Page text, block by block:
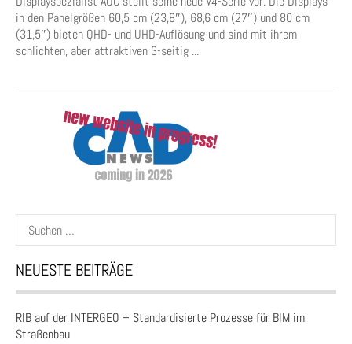
in den Panelgrößen 60,5 cm (23,8″), 68,6 cm (27″) und 80 cm
(31,5″) bieten QHD- und UHD-Auflösung und sind mit ihrem
schlichten, aber attraktiven 3-seitig ...
Suchen
nach:
NEUESTE BEITRÄGE
RIB auf der INTERGEO – Standardisierte Prozesse für BIM im
Straßenbau